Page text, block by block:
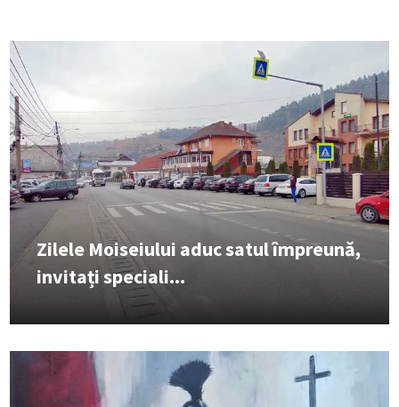
Zilele Moiseiului aduc satul împreună,
invitați speciali...